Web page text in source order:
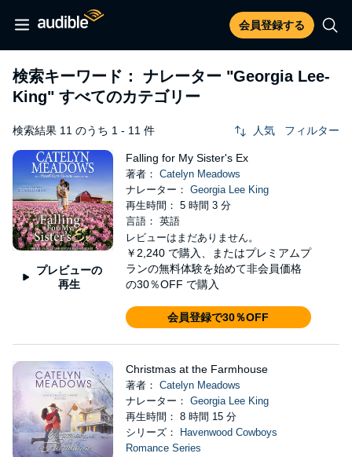
会員登録する
検索キーワード： ナレーター "Georgia Lee-
King" すべてのカテゴリー
検索結果 11 のうち 1 - 11 件 人気 フィルター
プレビューの
再生
Falling for My Sister's Ex
著者： Catelyn Meadows
ナレーター： Georgia Lee King
再生時間： 5 時間 3 分
言語： 英語
レビューはまだありません。
￥2,240 で購入、またはプレミアムプ
ランの無料体験を始めて非会員価格
の30％OFF で購入
会員登録で30％OFF
Christmas at the Farmhouse
著者： Catelyn Meadows
ナレーター： Georgia Lee King
再生時間： 8 時間 15 分
シリーズ：
Havenwood Cowboys
Romance Series